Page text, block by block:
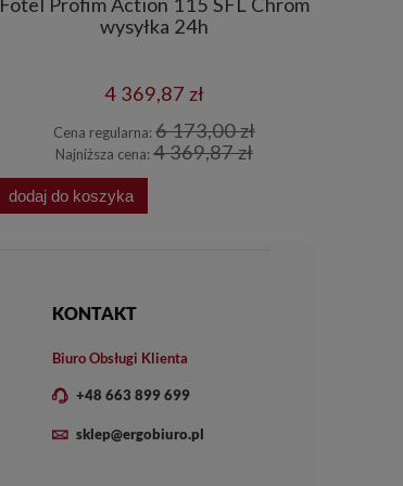
Fotel Profim Action 115 SFL Chrom
wysyłka 24h
4 369,87 zł
Cena regularna: 6 173,00 zł
Najniższa cena: 4 369,87 zł
dodaj do koszyka
KONTAKT
Biuro Obsługi Klienta
+48 663 899 699
sklep@ergobiuro.pl